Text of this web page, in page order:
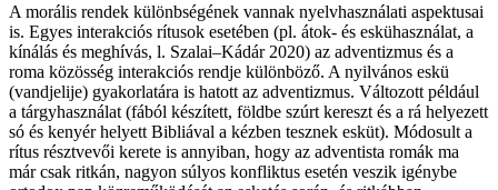
A morális rendek különbségének vannak nyelvhasználati aspektusai
is. Egyes interakciós rítusok esetében (pl. átok- és eskühasználat, a
kínálás és meghívás, l. Szalai–Kádár 2020) az adventizmus és a
roma közösség interakciós rendje különböző. A nyilvános eskü
(vandjelije) gyakorlatára is hatott az adventizmus. Változott például
a tárgyhasználat (fából készített, földbe szúrt kereszt és a rá helyezett
só és kenyér helyett Bibliával a kézben tesznek esküt). Módosult a
rítus résztvevői kerete is annyiban, hogy az adventista romák ma
már csak ritkán, nagyon súlyos konfliktus esetén veszik igénybe